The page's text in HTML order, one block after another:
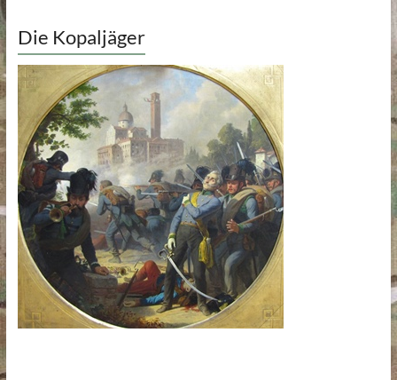
Die Kopaljäger